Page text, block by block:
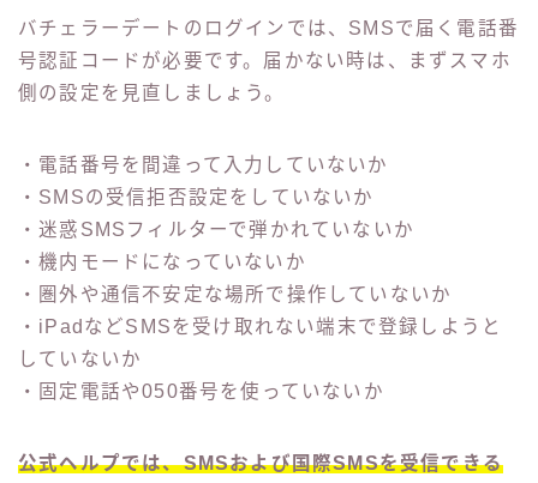
バチェラーデートのログインでは、SMSで届く電話番
号認証コードが必要です。届かない時は、まずスマホ
側の設定を見直しましょう。
・電話番号を間違って入力していないか
・SMSの受信拒否設定をしていないか
・迷惑SMSフィルターで弾かれていないか
・機内モードになっていないか
・圏外や通信不安定な場所で操作していないか
・iPadなどSMSを受け取れない端末で登録しようと
していないか
・固定電話や050番号を使っていないか
公式ヘルプでは、SMSおよび国際SMSを受信できる